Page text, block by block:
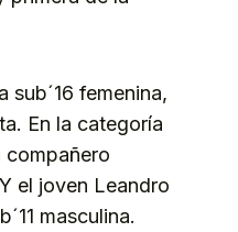
femenina,
En la categoría
compañero
el joven Leandro
masculina.